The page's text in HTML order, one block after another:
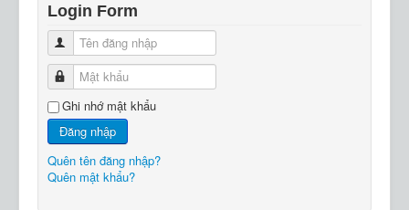
Login Form
Tên đăng nhập
Mật khẩu
Ghi nhớ mật khẩu
Đăng nhập
Quên tên đăng nhập?
Quên mật khẩu?